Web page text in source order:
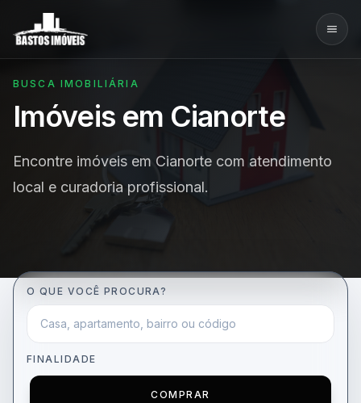
BUSCA IMOBILIÁRIA
Imóveis em Cianorte
Encontre imóveis em Cianorte com atendimento
local e curadoria profissional.
O QUE VOCÊ PROCURA?
FINALIDADE
COMPRAR